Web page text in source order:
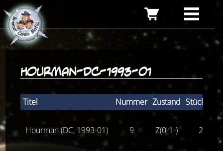
hourman-dc-1993-01
Titel Nummer Zustand Stückpreis
Hourman (DC, 1993-01) 9 Z(0-1-) 2,00 €